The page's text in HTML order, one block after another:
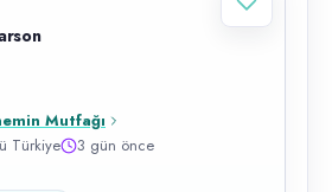
Mutfağı
Türkiye
3 gün önce